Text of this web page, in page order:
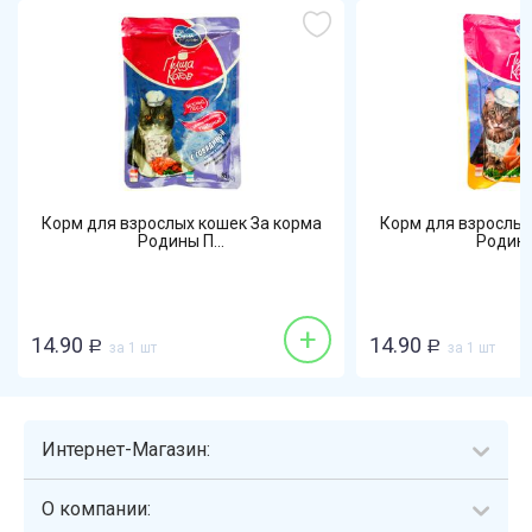
Корм для взрослых кошек За корма
Родины П...
14.90 Р за 1 шт +
Корм для
14.90 Р за 1 шт
Интернет-Магазин:
О компании: